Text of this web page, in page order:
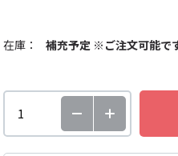
在庫： 補充予定 ※ご注文可能で